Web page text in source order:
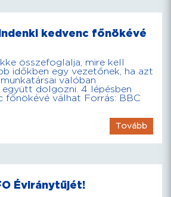
kedvenc főnökévé
összefoglalja, mire kell
időkben egy vezetőnek, ha azt
valóban
együtt dolgozni. 4 lépésben
főnökévé válhat Forrás: BBC
Tovább
Éviránytűjét!